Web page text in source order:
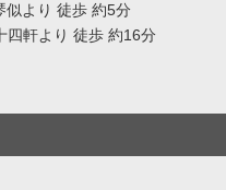
似より 徒歩 約5分
四軒より 徒歩 約16分